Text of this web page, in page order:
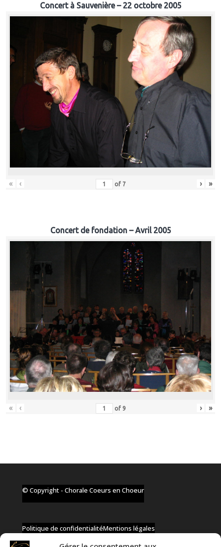
Concert à Sauvenière – 22 octobre 2005
« ‹ of 7 › »
Concert de fondation – Avril 2005
« ‹ of 9 › »
© Copyright - Chorale Coeurs en Choeur
Politique de confidentialitéMentions légales